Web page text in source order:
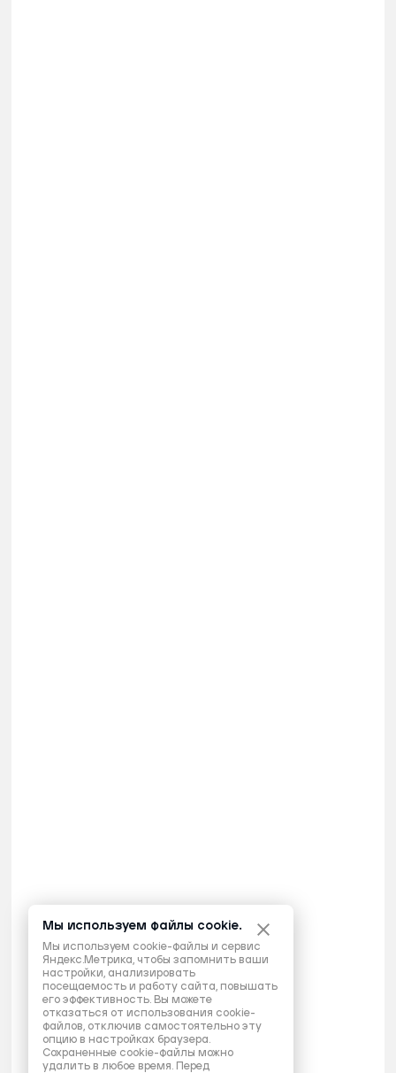
Мы используем файлы cookie.
Мы используем cookie-файлы и сервис
Яндекс.Метрика, чтобы запомнить ваши
настройки, анализировать
посещаемость и работу сайта, повышать
его эффективность. Вы можете
отказаться от использования cookie-
файлов, отключив самостоятельно эту
опцию в настройках браузера.
Сохраненные cookie-файлы можно
удалить в любое время. Перед